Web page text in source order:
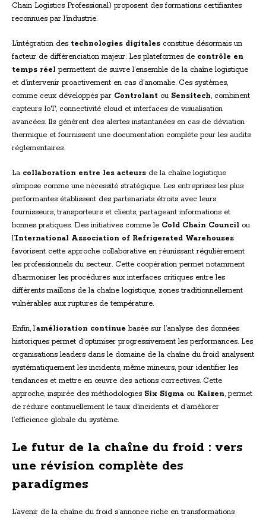
Chain Logistics Professional) proposent des formations certifiantes
reconnues par l’industrie.
L’intégration des technologies digitales constitue désormais un
facteur de différenciation majeur. Les plateformes de contrôle en
temps réel permettent de suivre l’ensemble de la chaîne logistique
et d’intervenir proactivement en cas d’anomalie. Ces systèmes,
comme ceux développés par Controlant ou Sensitech, combinent
capteurs IoT, connectivité cloud et interfaces de visualisation
avancées. Ils génèrent des alertes instantanées en cas de déviation
thermique et fournissent une documentation complète pour les audits
réglementaires.
La collaboration entre les acteurs de la chaîne logistique
s’impose comme une nécessité stratégique. Les entreprises les plus
performantes établissent des partenariats étroits avec leurs
fournisseurs, transporteurs et clients, partageant informations et
bonnes pratiques. Des initiatives comme le Cold Chain Council ou
l’International Association of Refrigerated Warehouses
favorisent cette approche collaborative en réunissant régulièrement
les professionnels du secteur. Cette coopération permet notamment
d’harmoniser les procédures aux interfaces critiques entre les
différents maillons de la chaîne logistique, zones traditionnellement
vulnérables aux ruptures de température.
Enfin, l’amélioration continue basée sur l’analyse des données
historiques permet d’optimiser progressivement les performances. Les
organisations leaders dans le domaine de la chaîne du froid analysent
systématiquement les incidents, même mineurs, pour identifier les
tendances et mettre en œuvre des actions correctives. Cette
approche, inspirée des méthodologies Six Sigma ou Kaizen, permet
de réduire continuellement le taux d’incidents et d’améliorer
l’efficience globale du système.
Le futur de la chaîne du froid : vers
une révision complète des
paradigmes
L’avenir de la chaîne du froid s’annonce riche en transformations